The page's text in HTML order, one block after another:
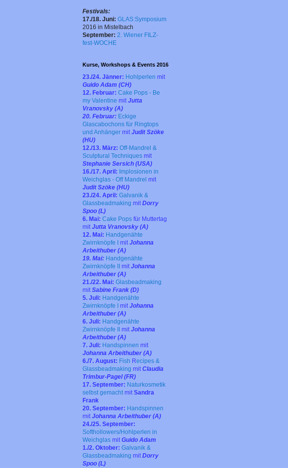
Festivals:
17./18. Juni: GLAS:Symposium
2016 in Mistelbach
September: 2. Wiener FILZ-
fest-WOCHE
Kurse, Workshops & Events 2016
23./24. Jänner: Hohlperlen mit
Guido Adam (CH)
12. Februar: Cake Pops - Be
my Valentine mit Jutta
Vranovsky (A)
20. Februar: Eckige
Glascabochons für Ringtops
und Anhänger mitJudit Szöke
(HU)
12./13. März: Off-Mandrel &
Sculptural Techniques mit
Stephanie Sersich (USA)
16./17. April: Implosionen in
Weichglas - Off Mandrel mit
Judit Szöke (HU)
23./24. April: Galvanik &
Glassbeadmaking mitDorry
Spoo (L)
6. Mai: Cake Pops für Muttertag
mit Jutta Vranovsky (A)
12. Mai: Handgenähte
Zwirnknöpfe I
mitJohanna
Arbeithuber (A)
19. Mai: Handgenähte
Zwirnknöpfe II
mitJohanna
Arbeithuber (A)
21./22. Mai: Glasbeadmaking
mitSabine Frank (D)
5. Juli: Handgenähte
Zwirnknöpfe I
mitJohanna
Arbeithuber (A)
6. Juli: Handgenähte
Zwirnknöpfe II
mitJohanna
Arbeithuber (A)
7. Juli: Handspinnen mit
Johanna Arbeithuber (A)
6./7. August: Fish Recipes &
Glassbeadmaking mit Claudia
Trimbur-Pagel (FR)
17. September: Naturkosmetik
selbst gemachtmitSandra
Frank
20. September: Handspinnen
mitJohanna Arbeithuber (A)
24./25. September:
Softhollowers/Hohlperlen in
Weichglas mitGuido Adam
1./2. Oktober: Galvanik &
Glassbeadmaking mitDorry
Spoo (L)